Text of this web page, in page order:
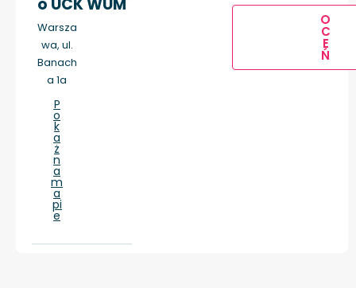
o UCK WUM
Warsza
wa, ul.
Banach
a 1a
P
o
k
a
ż
n
a
m
a
pi
e
O
C
E
Ń